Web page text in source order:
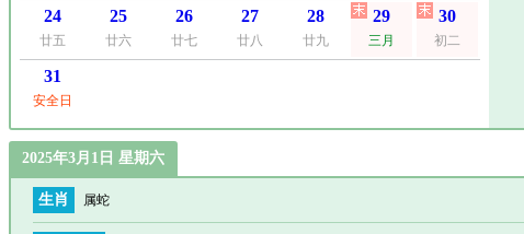
24
廿五
25
廿六
26
廿七
27
廿八
28
廿九
29
三月
30
初二
31
安全日
2025年3月1日 星期六
生肖 属蛇